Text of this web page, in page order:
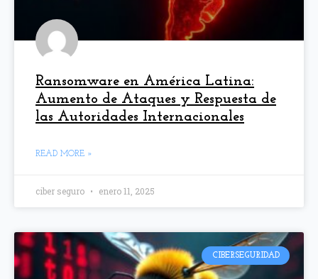
Ransomware en América Latina:
Aumento de Ataques y Respuesta de
las Autoridades Internacionales
READ MORE »
ciber seguro enero 11, 2025
CIBERSEGURIDAD